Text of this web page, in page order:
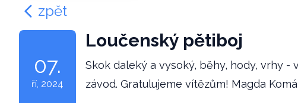
zpět
07.
ří, 2024
Loučenský pětiboj
Skok daleký a vysoký, běhy, hody, vrhy
závod. Gratulujeme vítězům! Magda